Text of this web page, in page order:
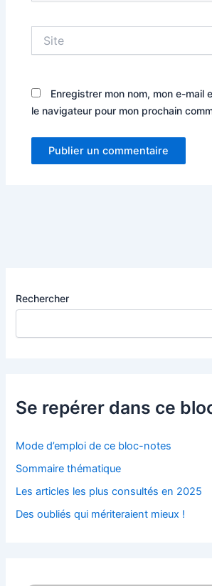
Enregistrer mon nom, mon e-mail
le navigateur pour mon prochain
Rechercher
Se repérer dans ce
Mode d’emploi de ce bloc-notes
Sommaire thématique
Les articles les plus consultés en 2025
Des oubliés qui mériteraient mieux !